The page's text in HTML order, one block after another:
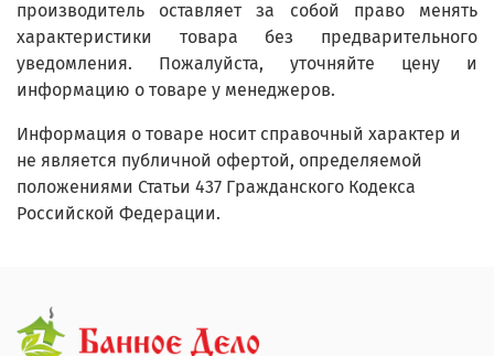
производитель оставляет за собой право менять
характеристики товара без предварительного
уведомления. Пожалуйста, уточняйте цену и
информацию о товаре у менеджеров.
Информация о товаре носит справочный характер и
не является публичной офертой, определяемой
положениями Статьи 437 Гражданского Кодекса
Российской Федерации.